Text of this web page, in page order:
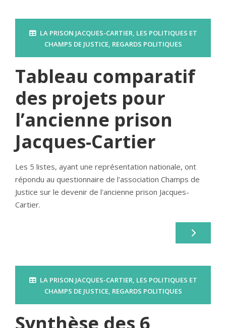
LA PRISON JACQUES-CARTIER, LES POLITIQUES ET
CHAMPS DE JUSTICE, REGARDS POLITIQUES
Tableau comparatif
des projets pour
l’ancienne prison
Jacques-Cartier
Les 5 listes, ayant une représentation nationale, ont
répondu au questionnaire de l'association Champs de
Justice sur le devenir de l'ancienne prison Jacques-
Cartier.
LA PRISON JACQUES-CARTIER, LES POLITIQUES ET
CHAMPS DE JUSTICE, REGARDS POLITIQUES